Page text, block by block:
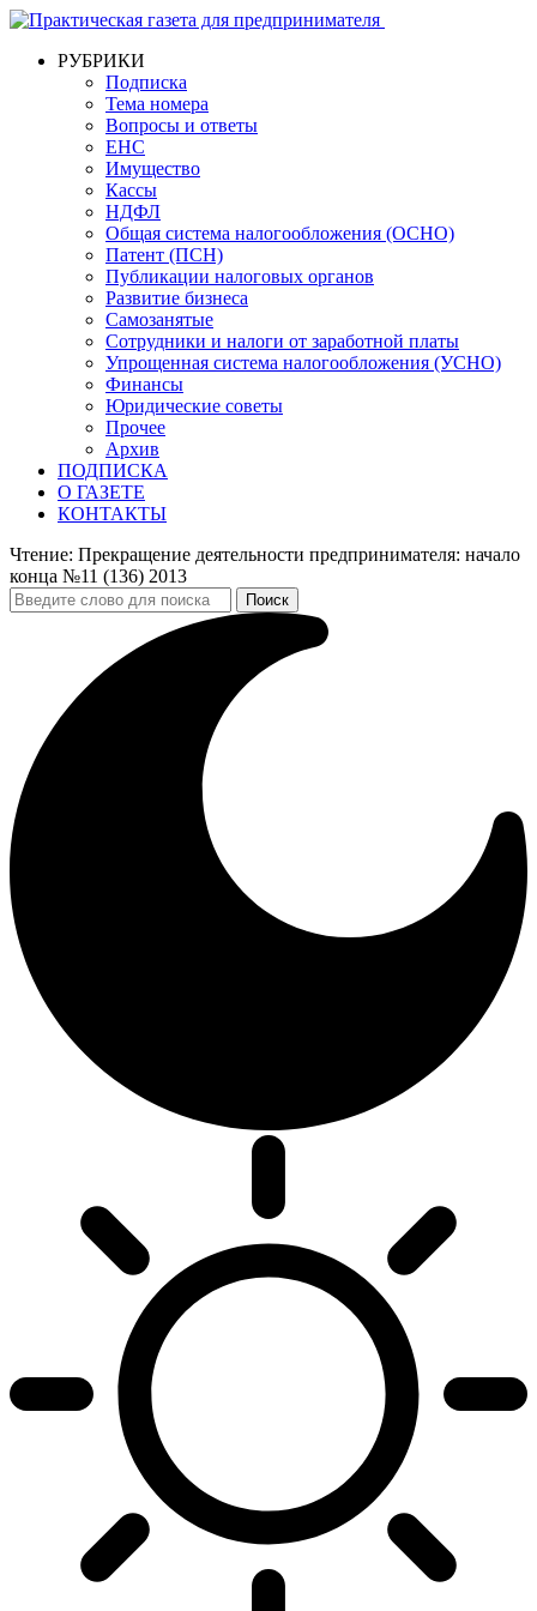
РУБРИКИ
Подписка
Тема номера
Вопросы и ответы
ЕНС
Имущество
Кассы
НДФЛ
Общая система налогообложения (ОСНО)
Патент (ПСН)
Публикации налоговых органов
Развитие бизнеса
Самозанятые
Сотрудники и налоги от заработной платы
Упрощенная система налогообложения (УСНО)
Финансы
Юридические советы
Прочее
Архив
ПОДПИСКА
О ГАЗЕТЕ
КОНТАКТЫ
Чтение: Прекращение деятельности предпринимателя: начало
конца №11 (136) 2013